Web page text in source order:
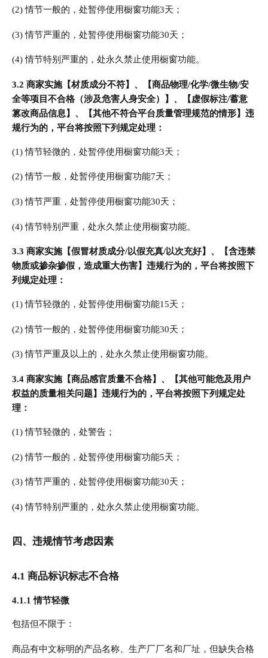
(2) 情节一般的，处暂停使用橱窗功能3天；
(3) 情节严重的，处暂停使用橱窗功能30天；
(4) 情节特别严重的，处永久禁止使用橱窗功能。
3.2 商家实施【材质成分不符】、【商品物理/化学/微生物/安
全等项目不合格（涉及危害人身安全）】、【虚假标注/蓄意
篡改商品信息】、【其他不符合平台质量管理规范的情形】违
规行为的，平台将按照下列规定处理：
(1) 情节轻微的，处暂停使用橱窗功能3天；
(2) 情节一般，处暂停使用橱窗功能7天；
(3) 情节严重，处暂停使用橱窗功能30天；
(4) 情节特别严重，处永久禁止使用橱窗功能。
3.3 商家实施【假冒材质成分/以假充真/以次充好】、【含违禁
物质或掺杂掺假，造成重大伤害】违规行为的，平台将按照下
列规定处理：
(1) 情节轻微的，处暂停使用橱窗功能15天；
(2) 情节一般的，处暂停使用橱窗功能30天；
(3) 情节严重及以上的，处永久禁止使用橱窗功能。
3.4 商家实施【商品感官质量不合格】、【其他可能危及用户
权益的质量相关问题】违规行为的，平台将按照下列规定处
理：
(1) 情节轻微的，处警告；
(2) 情节一般的，处暂停使用橱窗功能5天；
(3) 情节严重的，处暂停使用橱窗功能30天；
(4) 情节特别严重的，处永久禁止使用橱窗功能。
四、违规情节考虑因素
4.1 商品标识标志不合格
4.1.1 情节轻微
包括但不限于：
商品有中文标明的产品名称、生产厂厂名和厂址，但缺失合格